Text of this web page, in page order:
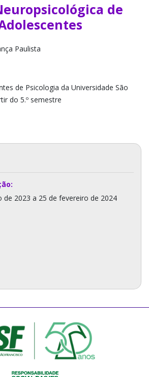
de
Paulista
de Psicologia da Universidade São
do 5.º semestre
de 2023 a 25 de fevereiro de 2024